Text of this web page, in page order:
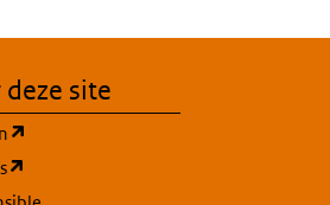
tabblad)
nieuw tabblad)
deze site